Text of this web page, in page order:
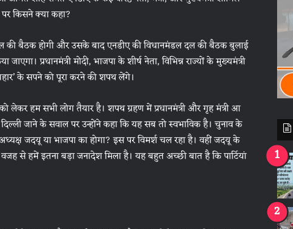
किसने क्या कहा?
की बैठक होगी और उसके बाद एनडीए की विधानमंडल दल की बैठक बुलाई
प्रधानमंत्री मोदी, भाजपा के शीर्ष नेता, विभिन्न राज्यों के मुख्यमंत्री
के सपने को पूरा करने की शपथ लेंगे।
लेकर हम सभी लोग तैयार है। शपथ ग्रहण में प्रधानमंत्री और गृह मंत्री आ
जाने के सवाल पर उन्होंने कहा कि यह सब तो स्वभाविक है। चुनाव के
जदयू या भाजपा का होगा? इस पर विमर्श चल रहा है। वहीं जदयू के
से हमें इतना बड़ा जनादेश मिला है। यह बहुत अच्छी बात है कि पार्टियां